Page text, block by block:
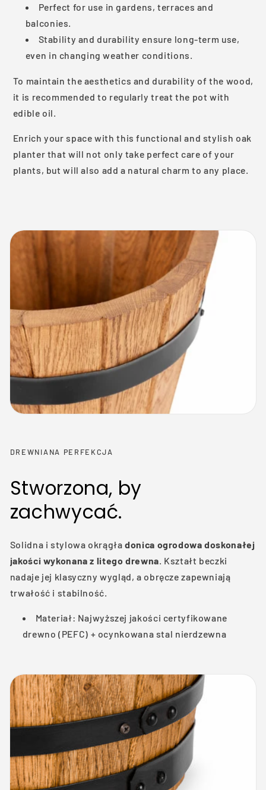
Perfect for use in gardens, terraces and
balconies.
Stability and durability ensure long-term use,
even in changing weather conditions.
To maintain the aesthetics and durability of the wood,
it is recommended to regularly treat the pot with
edible oil.
Enrich your space with this functional and stylish oak
planter that will not only take perfect care of your
plants, but will also add a natural charm to any place.
DREWNIANA PERFEKCJA
Stworzona, by
zachwycać.
Solidna i stylowa okrągładonica ogrodowa doskonałej
jakości wykonana z litego drewna . Kształt beczki
nadaje jej klasyczny wygląd, a obręcze zapewniają
trwałość i stabilność.
Materiał: Najwyższej jakości certyfikowane
drewno (PEFC) + ocynkowana stal nierdzewna